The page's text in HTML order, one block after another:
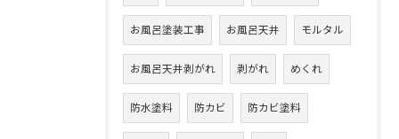
お風呂塗装工事 お風呂天井 モルタル
お風呂天井剥がれ 剥がれ めくれ
防水塗料 防カビ 防カビ塗料